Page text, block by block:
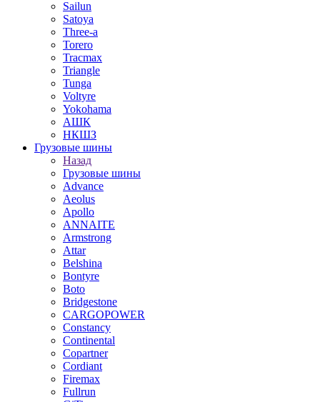
Sailun
Satoya
Three-a
Torero
Tracmax
Triangle
Tunga
Voltyre
Yokohama
АШК
НКШЗ
Грузовые шины
Назад
Грузовые шины
Advance
Aeolus
Apollo
ANNAITE
Armstrong
Attar
Belshina
Bontyre
Boto
Bridgestone
CARGOPOWER
Constancy
Continental
Copartner
Cordiant
Firemax
Fullrun